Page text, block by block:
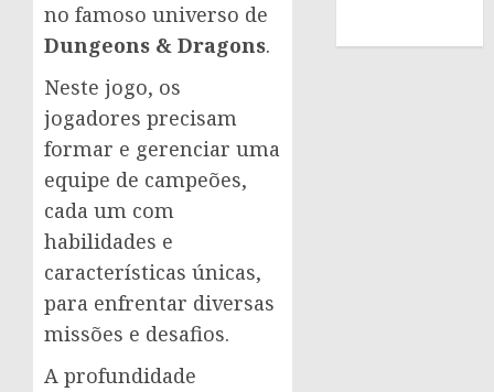
no famoso universo de
Dungeons & Dragons.
Neste jogo, os
jogadores precisam
formar e gerenciar uma
equipe de campeões,
cada um com
habilidades e
características únicas,
para enfrentar diversas
missões e desafios.
A profundidade